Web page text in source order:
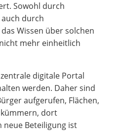
Sowohl durch
durch
Wissen über solchen
mehr einheitlich
digitale Portal
werden. Daher sind
aufgerufen, Flächen,
dort
neue Beteiligung ist